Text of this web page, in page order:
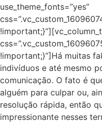
use_theme_fonts=”yes”
!important;}”]Há muitas
indivíduos e até mesmo
comunicação. O fato é
alguém para culpar ou,
resolução rápida, então
impressionante nesses